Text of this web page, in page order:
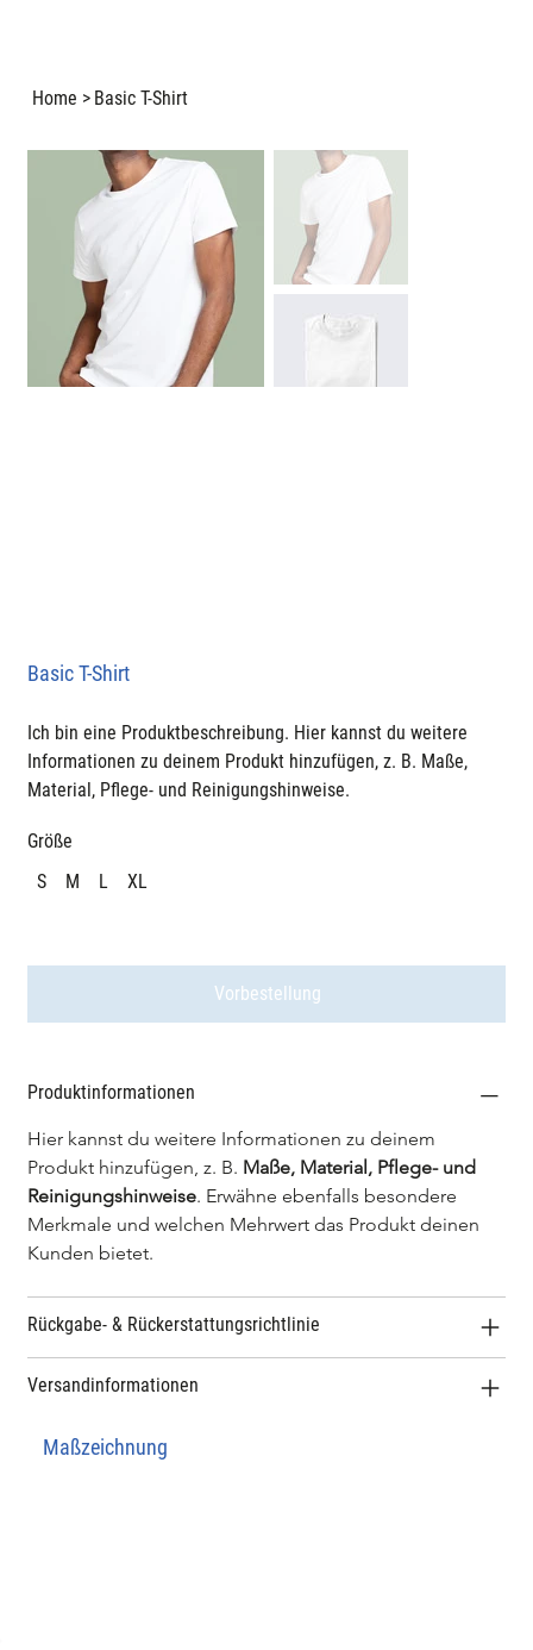
Maßzeichnung
Home > Basic T-Shirt
Basic T-Shirt
Ich bin eine Produktbeschreibung. Hier kannst du weitere
Informationen zu deinem Produkt hinzufügen, z. B. Maße,
Material, Pflege- und Reinigungshinweise.
S M L XL
Größe
Vorbestellung
Produktinformationen
Hier kannst du weitere Informationen zu deinem
Produkt hinzufügen, z. B. Maße, Material, Pflege- und
Reinigungshinweise. Erwähne ebenfalls besondere
Merkmale und welchen Mehrwert das Produkt deinen
Kunden bietet.
Rückgabe- & Rückerstattungsrichtlinie
Versandinformationen